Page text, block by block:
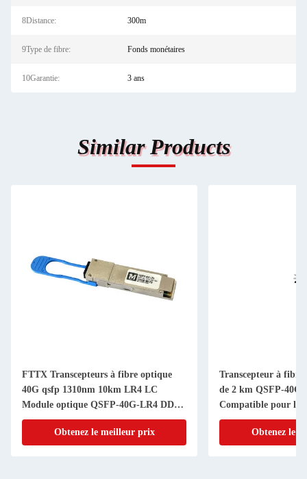
8Distance: 300m
9Type de fibre: Fonds monétaires
10Garantie: 3 ans
Similar Products
FTTX Transcepteurs à fibre optique
40G qsfp 1310nm 10km LR4 LC
Module optique QSFP-40G-LR4 DDM
Module transcepteur compatible
Obtenez le meilleur prix
Transcepteur à fibre
de 2 km QSFP-
Compatible pour le
40G QSFP IR4
Obtenez le